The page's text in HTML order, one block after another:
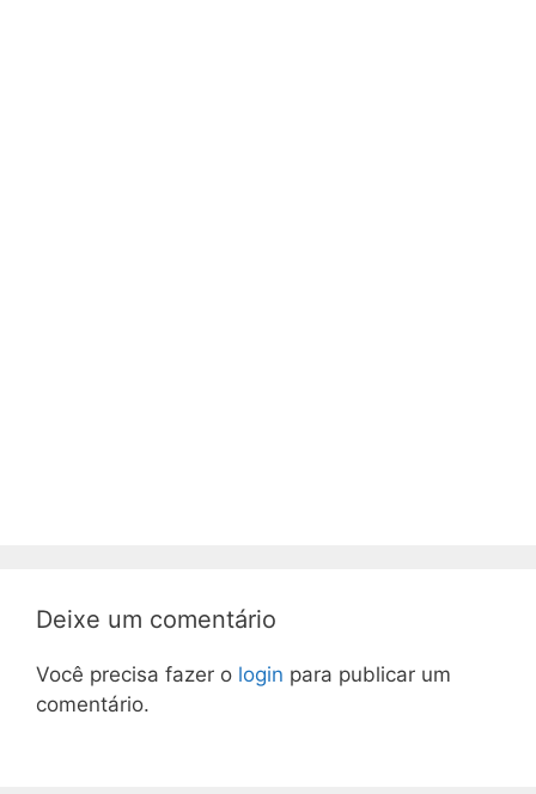
Deixe um comentário
Você precisa fazer o login para publicar um
comentário.